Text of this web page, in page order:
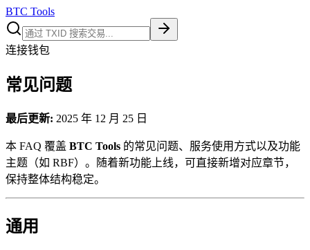
BTC Tools
连接钱包
常见问题
最后更新: 2025 年 12 月 25 日
本 FAQ 覆盖 BTC Tools 的常见问题、服务使用方式以及功能
主题（如 RBF）。随着新功能上线，可直接新增对应章节，
保持整体结构稳定。
通用